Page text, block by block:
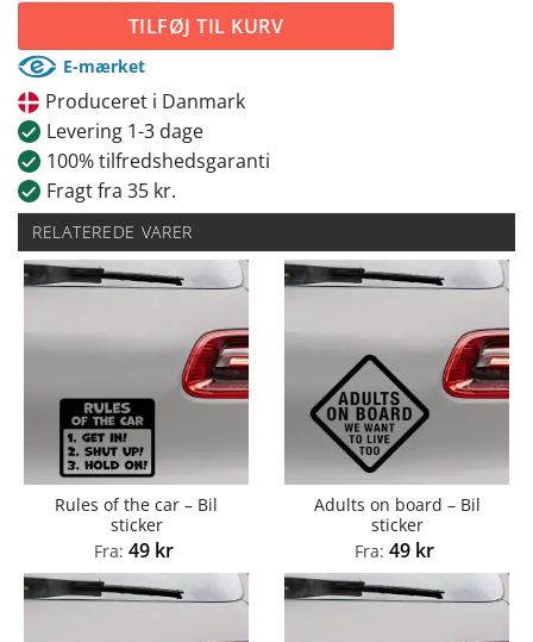
TILFØJ TIL KURV
E-mærket
Produceret i Danmark
Levering 1-3 dage
100% tilfredshedsgaranti
Fragt fra 35 kr.
RELATEREDE VARER
Rules of the car – Bil
sticker
Fra: 49 kr
Adults on board – Bil
sticker
Fra: 49 kr